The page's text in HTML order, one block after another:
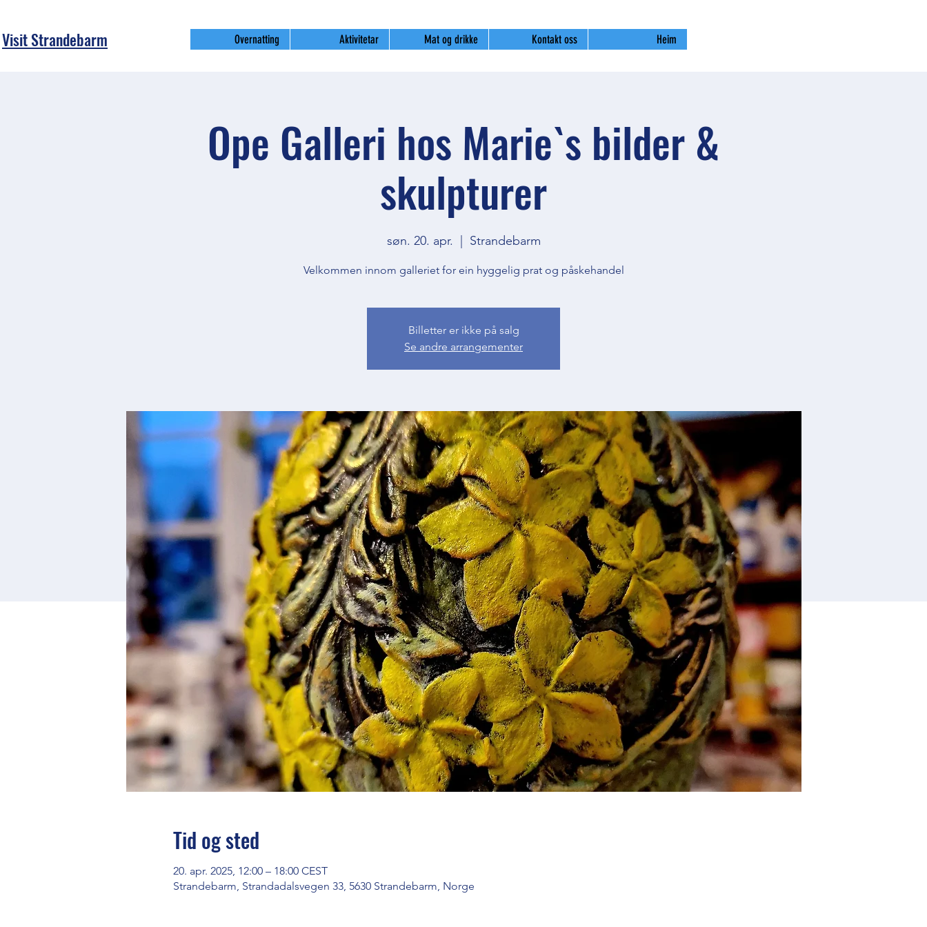
Visit Strandebarm Heim
Kontakt oss
Mat og drikke
Aktivitetar
Overnatting
Ope Galleri hos Marie`s bilder &
skulpturer
søn. 20. apr. Strandebarm
Velkommen innom galleriet for ein hyggelig prat og påskehandel
Billetter er ikke på salg
Se andre arrangementer
Tid og sted
20. apr. 2025, 12:00 – 18:00 CEST
Strandebarm, Strandadalsvegen 33, 5630 Strandebarm, Norge